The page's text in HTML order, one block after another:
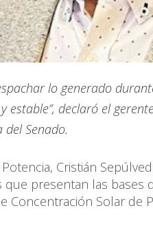
lo generado
estable”, declaró el
del Senado.
Cristián
que presentan las bases
Concentración Solar de